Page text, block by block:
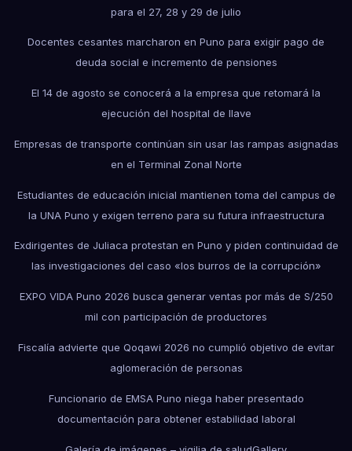
para el 27, 28 y 29 de julio
Docentes cesantes marcharon en Puno para exigir pago de
deuda social e incremento de pensiones
El 14 de agosto se conocerá a la empresa que retomará la
ejecución del hospital de Ilave
Empresas de transporte continúan sin usar las rampas asignadas
en el Terminal Zonal Norte
Estudiantes de educación inicial mantienen toma del campus de
la UNA Puno y exigen terreno para su futura infraestructura
Exdirigentes de Juliaca protestan en Puno y piden continuidad de
las investigaciones del caso «los burros de la corrupción»
EXPO VIDA Puno 2026 busca generar ventas por más de S/250
mil con participación de productores
Fiscalía advierte que Qoqawi 2026 no cumplió objetivo de evitar
aglomeración de personas
Funcionario de EMSA Puno niega haber presentado
documentación para obtener estabilidad laboral